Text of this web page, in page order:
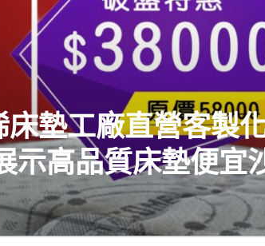
墊工廠直營客製
示高品質床墊便宜